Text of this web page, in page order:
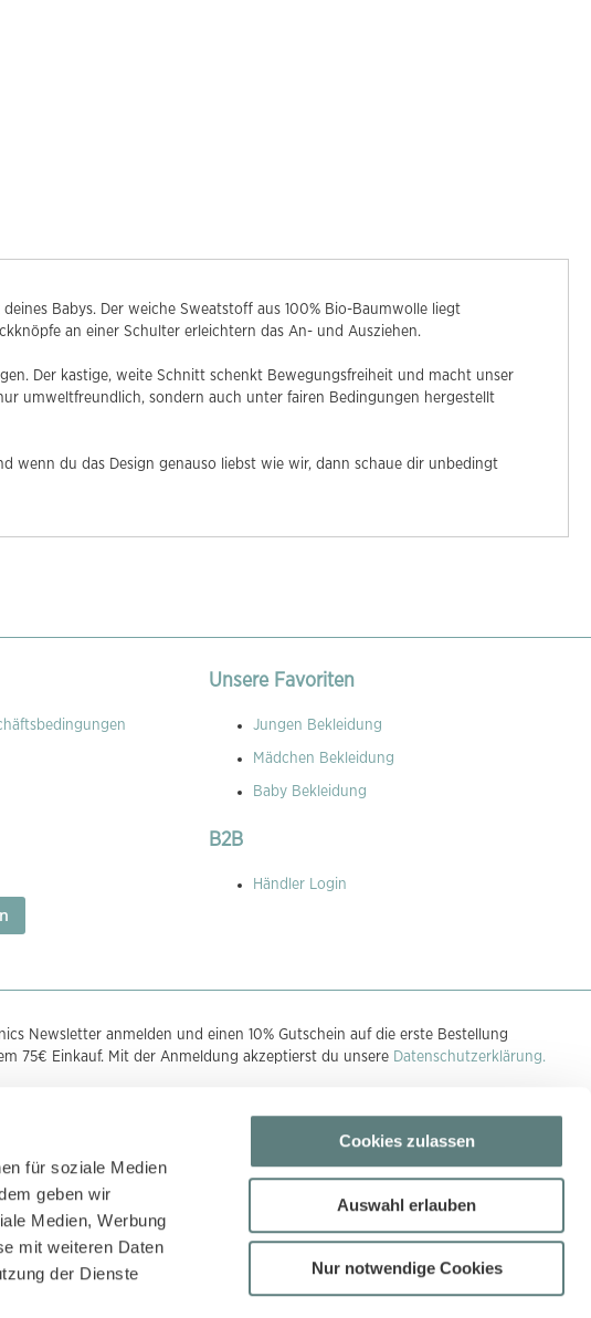
für soziale Medien
geben wir
Medien, Werbung
mit weiteren Daten
der Dienste
Cookies zulassen
Auswahl erlauben
Nur notwendige Cookies
Babys. Der weiche Sweatstoff aus 100% Bio-Baumwolle liegt
an einer Schulter erleichtern das An- und Ausziehen.
Der kastige, weite Schnitt schenkt Bewegungsfreiheit und macht unser
umweltfreundlich, sondern auch unter fairen Bedingungen hergestellt
wenn du das Design genauso liebst wie wir, dann schaue dir unbedingt
Unsere Favoriten
Jungen Bekleidung
Mädchen Bekleidung
Baby Bekleidung
B2B
Händler Login
Newsletter anmelden und einen 10% Gutschein auf die erste Bestellung
75€ Einkauf. Mit der Anmeldung akzeptierst du unsere Datenschutzerklärung.